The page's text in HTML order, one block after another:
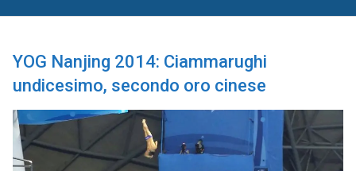
YOG Nanjing 2014: Ciammarughi
undicesimo, secondo oro cinese